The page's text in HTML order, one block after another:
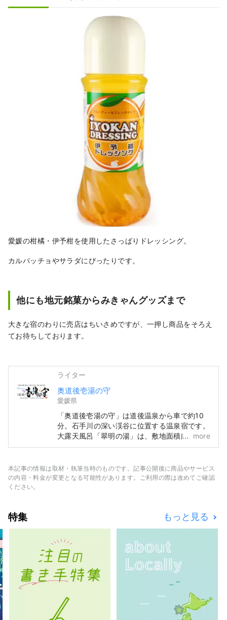
愛媛の柑橘・伊予柑を使用したさっぱりドレッシング。
カルパッチョやサラダにぴったりです。
他にも地元銘菓からみきゃんグッズまで
大きな宿のわりに売店はちいさめですが、一押し商品をそろえ
てお待ちしております。
ライター
奥道後壱湯の守
愛媛県
「奥道後壱湯の守」は道後温泉から車で約10
分。石手川の深い渓谷に位置する温泉宿です。
大露天風呂「翠明の湯」は、敷地面積約1,500
平方メートルと西日本最大級の広さを誇り、美
た、趣の異なる湯船を持つ5種類の「貸切露天
風呂」や好きな時間に温泉を楽しめる「露天風
ェや会席料理をご用意。 特にディナービュッ
フェでは、ステーキ、握り寿司、パスタなどラ
イブクッキングもあり。ビュッフェの醍醐味を
満喫できます。 朝食もビュッフェをご用意し
ております。
more
本記事の情報は取材・執筆当時のものです。記事公開後に商品やサービス
の内容・料金が変更となる可能性があります。ご利用の際は改めてご確認
ください。
特集 もっと見る